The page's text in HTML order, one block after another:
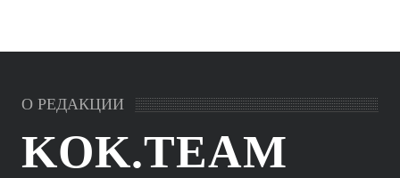
О РЕДАКЦИИ
KOK.TEAM